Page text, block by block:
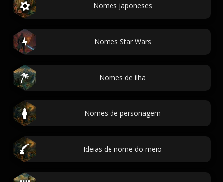
Nomes japoneses
Nomes Star Wars
Nomes de ilha
Nomes de personagem
Ideias de nome do meio